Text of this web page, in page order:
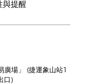
與提醒
場」 (捷運象山站1
口)